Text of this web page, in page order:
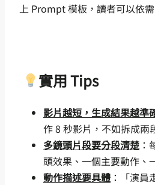
上 Prompt 模板，讀者可以依
實用 Tips
影片越短，生成結果越準
作 8 秒影片，不如拆成兩
多鏡頭片段要分段清楚 ：
頭效果、一個主要動作、
動作描述要具體 ：「演員